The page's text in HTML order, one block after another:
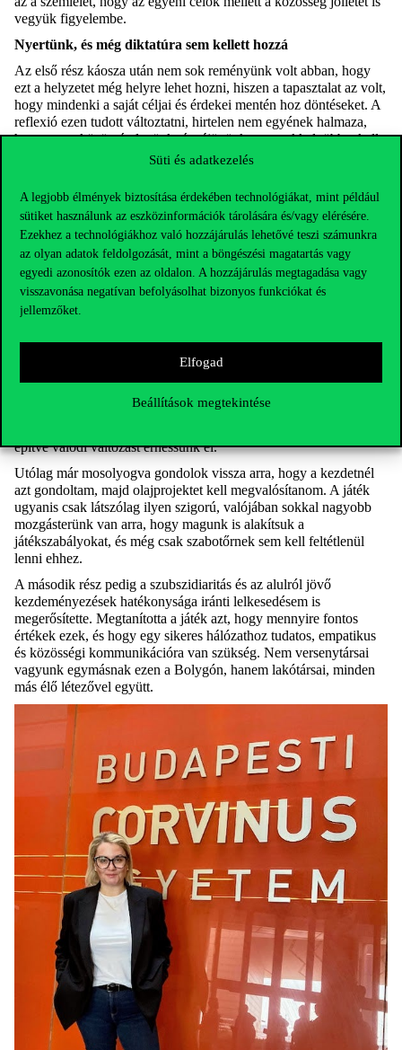
Süti és adatkezelés
A legjobb élmények biztosítása érdekében technológiákat, mint például
sütiket használunk az eszközinformációk tárolására és/vagy elérésére.
Ezekhez a technológiákhoz való hozzájárulás lehetővé teszi számunkra
az olyan adatok feldolgozását, mint a böngészési magatartás vagy
egyedi azonosítók ezen az oldalon. A hozzájárulás megtagadása vagy
visszavonása negatívan befolyásolhat bizonyos funkciókat és
jellemzőket.
Elfogad
Beállítások megtekintése
vegyük figyelembe.
Nyertünk, és még diktatúra sem kellett hozzá
Az első rész káosza után nem sok reményünk volt abban, hogy
ezt a helyzetet még helyre lehet hozni, hiszen a tapasztalat az volt,
hogy mindenki a saját céljai és érdekei mentén hoz döntéseket. A
reflexió ezen tudott változtatni, hirtelen nem egyének halmaza,
hanem egy közösség lettünk, és rájöttünk arra, sokkal többet kell
kommunikálnunk egymással.
hogy ehhez még csak autoritás sem kellett, nem volt olyan
személy, aki kiemelkedve megmondta volna, hogy akkor a cél
érdekében ezt és ezt kell csinálni. A folyamat végig decentralizált
maradt, de sokkal több kapcsolat és közös gondolkodás jött létre a
csoport tagjai között. Aki jól állt a céljaival, elkezdett körbejárni a
teremben, hol tudna segíteni másoknak, de olyan is volt, hogy az
erőforrásokat összeadva hoztunk létre újabb pozitív irányba
mutató projekteket.
Számomra az első rész szimbolizálta a gazdasági növekedést és a
profitot középpontba helyező, a természettel és a társadalommal
vezetett. A második rész pedig a reményt, hogy egy
perspektívaváltás után igenis van remény arra, hogy demokratikus
építve valódi változást érhessünk el.
Utólag már mosolyogva gondolok vissza arra, hogy a kezdetnél
azt gondoltam, majd olajprojektet kell megvalósítanom. A játék
ugyanis csak látszólag ilyen szigorú, valójában sokkal nagyobb
mozgásterünk van arra, hogy magunk is alakítsuk a
játékszabályokat, és még csak szabotőrnek sem kell feltétlenül
lenni ehhez.
A második rész pedig a szubszidiaritás és az alulról jövő
kezdeményezések hatékonysága iránti lelkesedésem is
megerősítette. Megtanította a játék azt, hogy mennyire fontos
értékek ezek, és hogy egy sikeres hálózathoz tudatos, empatikus
és közösségi kommunikációra van szükség. Nem versenytársai
vagyunk egymásnak ezen a Bolygón, hanem lakótársai, minden
más élő létezővel együtt.